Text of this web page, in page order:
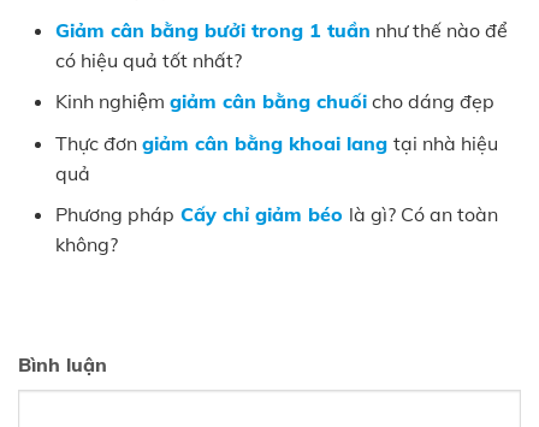
Giảm cân bằng bưởi trong 1 tuần như thế nào để
có hiệu quả tốt nhất?
Kinh nghiệm giảm cân bằng chuốicho dáng đẹp
Thực đơn giảm cân bằng khoai lang tại nhà hiệu
quả
Phương pháp Cấy chỉ giảm béo là gì? Có an toàn
không?
Bình luận